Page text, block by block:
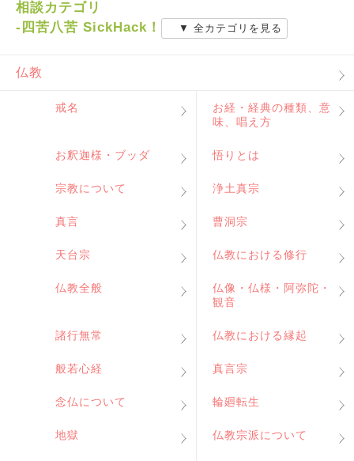
相談カテゴリ
-四苦八苦 SickHack！
▼ 全カテゴリを見る
仏教
戒名
お経・経典の種類、意
味、唱え方
お釈迦様・ブッダ 悟りとは
宗教について 浄土真宗
真言 曹洞宗
天台宗 仏教における修行
仏教全般
仏像・仏様・阿弥陀・
観音
諸行無常 仏教における縁起
般若心経 真言宗
念仏について 輪廻転生
地獄 仏教宗派について